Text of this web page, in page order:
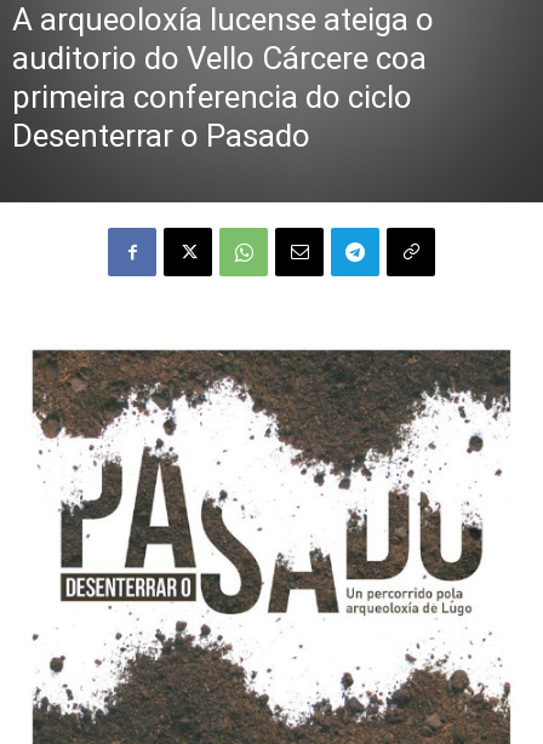
A arqueoloxía lucense ateiga o
auditorio do Vello Cárcere coa
primeira conferencia do ciclo
Desenterrar o Pasado